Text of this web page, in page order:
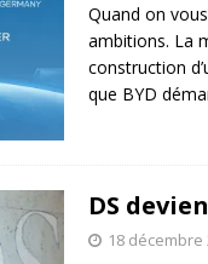
Quand on
ambitions. La
construction
que BYD
DS
18 décembre